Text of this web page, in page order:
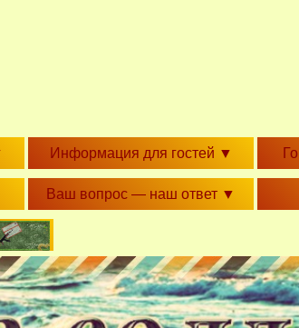
Информация для гостей ▼
Ваш вопрос — наш ответ ▼